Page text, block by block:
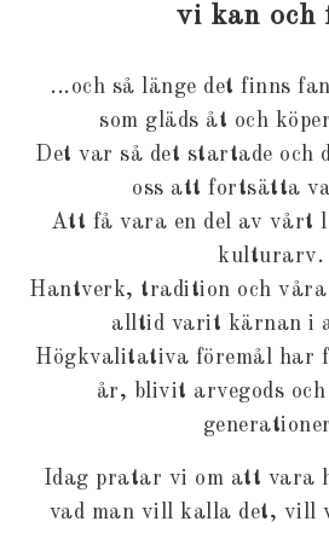
vi kan och
...och så länge det finns
som gläds åt och
Det var så det startade och
oss att fortsätta
Att få vara en del av vårt
kulturarv.
Hantverk, tradition och våra
alltid varit kärnan i
Högkvalitativa föremål har
år, blivit arvegods
Idag pratar vi om att vara
vad man vill kalla det, vill